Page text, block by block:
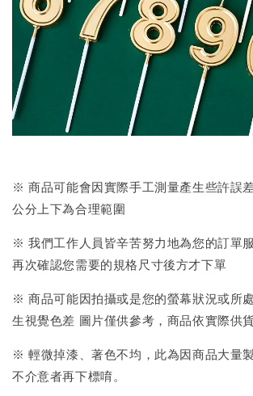
※ 商品可能會因實際手工測量產生些許誤
公分上下為合理範圍
※ 我們工作人員皆辛苦努力地為您的訂單
再次確認您需要的規格尺寸後方才下單
※ 商品可能因拍攝或是您的螢幕狀況或所
生視覺色差 圖片僅供參考，商品依實際供貨
※ 輕微掉漆、著色不均，此為因商品大量
不介意者再下標唷。